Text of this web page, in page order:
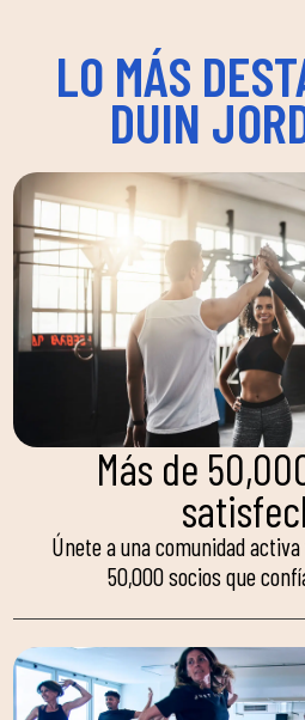
LO MÁS
DUIN
Más de
Únete a una comunidad
50,000 socios que